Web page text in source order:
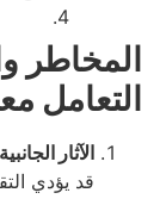
المخاطر
التعامل
الآثار
قد يؤدي